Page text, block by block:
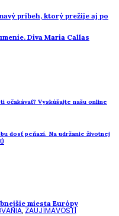
príbeh, ktorý prežije aj po
Diva Maria Callas
očakávať? Vyskúšajte našu online
dosť peňazí. Na udržanie životnej
miesta Európy
,ZAUJÍMAVOSTI